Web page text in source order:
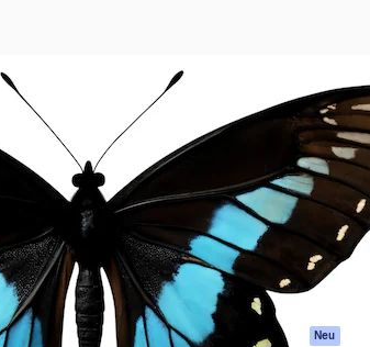
Million
Produkte
Spaces
KI-Assistent
KI-Bildgenerator
KI-Videogenerator
KI-
Stimmengenerator
Loslegen
Academy
Dokumentation
Support
AGB
Originale
Neu